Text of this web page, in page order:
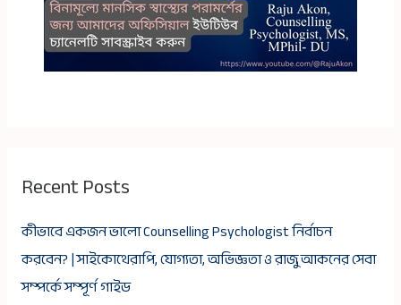
Recent Posts
কীভাবে একজন ভালো Counselling Psychologist নির্বাচন
করবেন? | সাইকোথেরাপি, যোগ্যতা, অভিজ্ঞতা ও রাজু আকনের সেবা
সম্পর্কে সম্পূর্ণ গাইড